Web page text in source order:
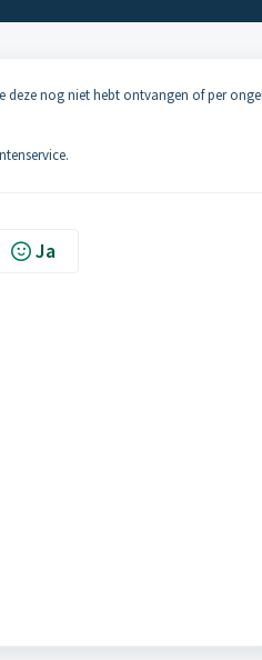
deze nog niet hebt ontvangen of per
Ja